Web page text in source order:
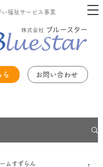
い福祉サービス事業
ら お問い合わせ
ムすずらん